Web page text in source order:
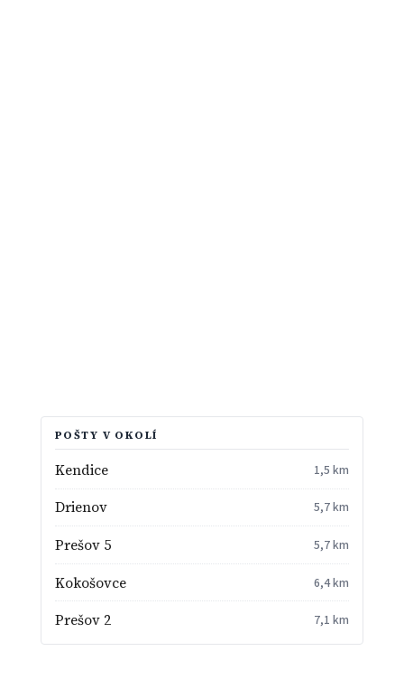
POŠTY V OKOLÍ
Kendice 1,5 km
Drienov 5,7 km
Prešov 5 5,7 km
Kokošovce 6,4 km
Prešov 2 7,1 km